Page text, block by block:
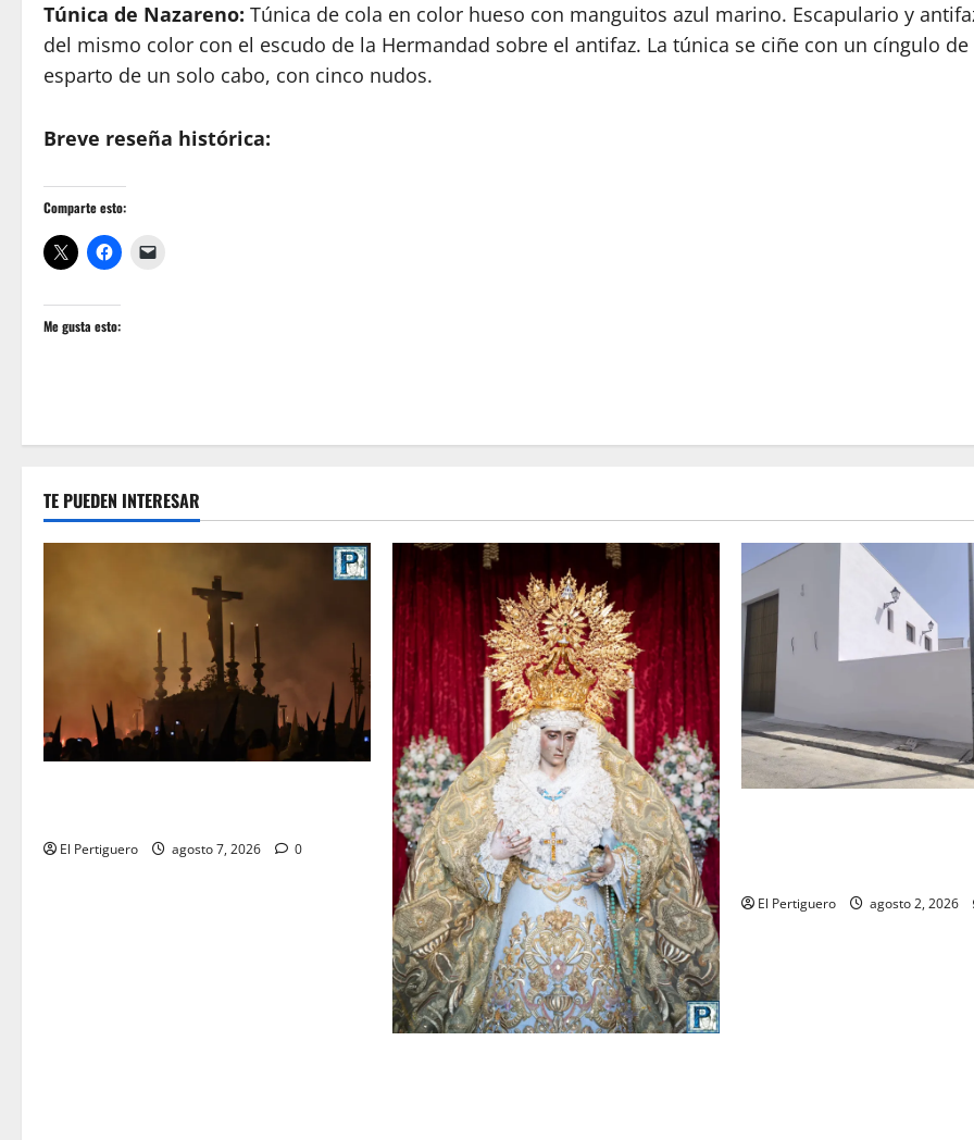
Túnica de Nazareno: Túnica de cola en color hueso con manguitos azul marino. Escapulario y
del mismo color con el escudo de la Hermandad sobre el antifaz. La túnica se ciñe con un cíngulo de
esparto de un solo cabo, con cinco nudos.
Breve reseña histórica:
Comparte esto:
Me gusta esto:
TE PUEDEN INTERESAR
El Pertiguero agosto 7, 2026 0
El Pertiguero agosto 2, 2026